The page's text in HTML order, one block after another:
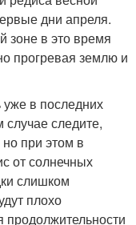
дни апреля.
зоне в это время
прогревая землю и
в последних
следите,
при этом в
от солнечных
слишком
плохо